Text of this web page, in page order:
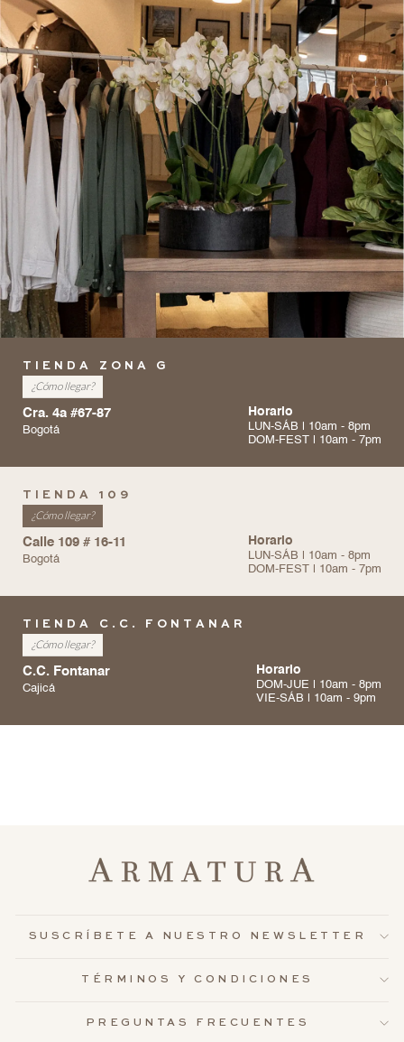
TIENDA ZONA G
¿Cómo llegar?
Cra. 4a #67-87
Bogotá
Horario
LUN-SÁB | 10am - 8pm
DOM-FEST | 10am - 7pm
TIENDA 109
¿Cómo llegar?
Calle 109 # 16-11
Bogotá
Horario
LUN-SÁB | 10am - 8pm
DOM-FEST | 10am - 7pm
TIENDA C.C. FONTANAR
¿Cómo llegar?
C.C. Fontanar
Cajicá
Horario
DOM-JUE | 10am - 8pm
VIE-SÁB | 10am - 9pm
SUSCRÍBETE A NUESTRO NEWSLETTER
TÉRMINOS Y CONDICIONES
PREGUNTAS FRECUENTES